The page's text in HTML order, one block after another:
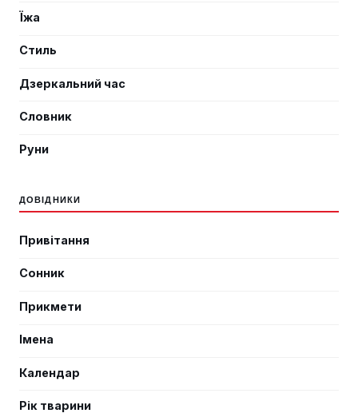
Їжа
Стиль
Дзеркальний час
Словник
Руни
ДОВІДНИКИ
Привітання
Сонник
Прикмети
Імена
Календар
Рік тварини